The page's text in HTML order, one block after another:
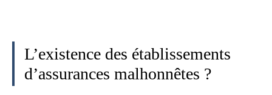
L’existence des établissements
d’assurances malhonnêtes ?